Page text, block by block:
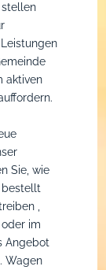
mit bleib fit
/ Anfahrt
werden
für Kinder
Turnen
for kids
+ Turnen
stellen
aktiven
Sie, wie
bestellt
,
im
Angebot
Wagen